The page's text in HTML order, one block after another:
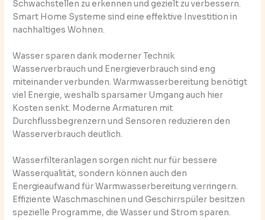
Schwachstellen zu erkennen und gezielt zu verbessern.
Smart Home Systeme sind eine effektive Investition in
nachhaltiges Wohnen.
Wasser sparen dank moderner Technik
Wasserverbrauch und Energieverbrauch sind eng
miteinander verbunden. Warmwasserbereitung benötigt
viel Energie, weshalb sparsamer Umgang auch hier
Kosten senkt. Moderne Armaturen mit
Durchflussbegrenzern und Sensoren reduzieren den
Wasserverbrauch deutlich.
Wasserfilteranlagen sorgen nicht nur für bessere
Wasserqualität, sondern können auch den
Energieaufwand für Warmwasserbereitung verringern.
Effiziente Waschmaschinen und Geschirrspüler besitzen
spezielle Programme, die Wasser und Strom sparen.